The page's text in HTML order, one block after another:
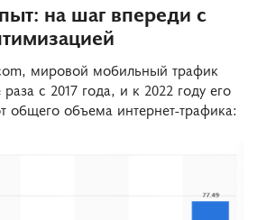
на шаг впереди с
мировой мобильный трафик
с 2017 года, и к 2022 году его
общего объема интернет-трафика: